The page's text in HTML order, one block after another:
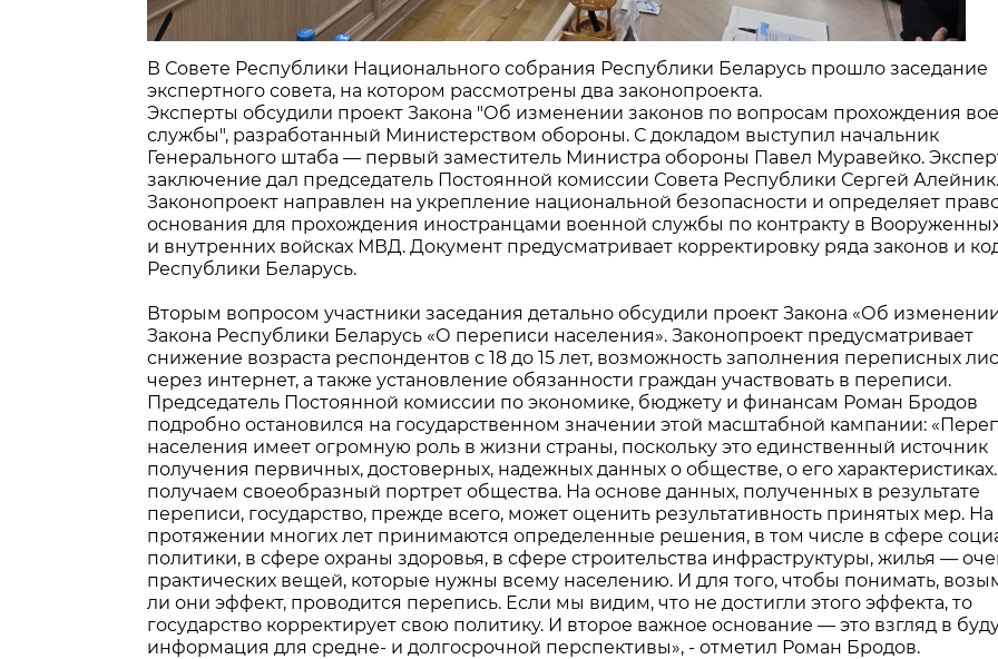
В Совете Республики Национального собрания Республики Беларусь прошло заседание
экспертного совета, на котором рассмотрены два законопроекта.
Эксперты обсудили проект Закона "Об изменении законов по вопросам прохождения
службы", разработанный Министерством обороны. С докладом выступил начальник
Генерального штаба — первый заместитель Министра обороны Павел Муравейко.
заключение дал председатель Постоянной комиссии Совета Республики Сергей Алейник.
Законопроект направлен на укрепление национальной безопасности и определяет
основания для прохождения иностранцами военной службы по контракту в
и внутренних войсках МВД. Документ предусматривает корректировку ряда законов и
Республики Беларусь.
Вторым вопросом участники заседания детально обсудили проект Закона «Об
Закона Республики Беларусь «О переписи населения». Законопроект предусматривает
снижение возраста респондентов с 18 до 15 лет, возможность заполнения переписных
через интернет, а также установление обязанности граждан участвовать в переписи.
Председатель Постоянной комиссии по экономике, бюджету и финансам Роман Бродов
подробно остановился на государственном значении этой масштабной кампании:
населения имеет огромную роль в жизни страны, поскольку это единственный источник
получения первичных, достоверных, надежных данных о обществе, о его
получаем своеобразный портрет общества. На основе данных, полученных в результате
переписи, государство, прежде всего, может оценить результативность принятых мер. На
протяжении многих лет принимаются определенные решения, в том числе в сфере
политики, в сфере охраны здоровья, в сфере строительства инфраструктуры, жилья —
практических вещей, которые нужны всему населению. И для того, чтобы понимать,
ли они эффект, проводится перепись. Если мы видим, что не достигли этого эффекта, то
государство корректирует свою политику. И второе важное основание — это взгляд в
информация для средне- и долгосрочной перспективы», - отметил Роман Бродов.